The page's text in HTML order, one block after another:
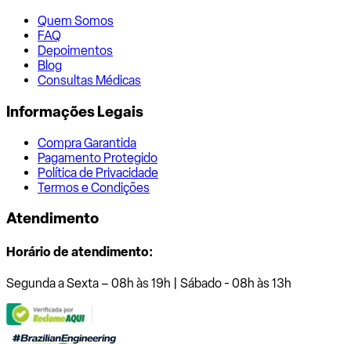
Quem Somos
FAQ
Depoimentos
Blog
Consultas Médicas
Informações Legais
Compra Garantida
Pagamento Protegido
Política de Privacidade
Termos e Condições
Atendimento
Horário de atendimento:
Segunda a Sexta – 08h às 19h | Sábado - 08h às 13h